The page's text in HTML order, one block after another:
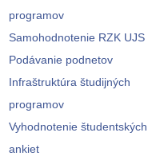
programov
Samohodnotenie RZK UJS
Podávanie podnetov
Infraštruktúra študijných
programov
Vyhodnotenie študentských
ankiet